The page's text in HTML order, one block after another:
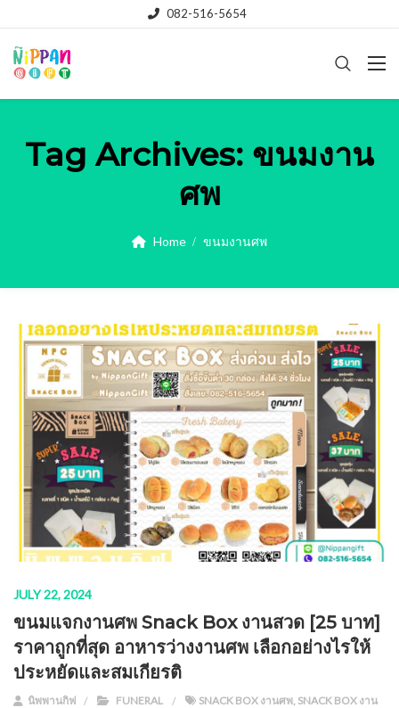
082-516-5654
Tag Archives: ขนมงาน
ศพ
Home ขนมงานศพ
JULY 22, 2024
ขนมแจกงานศพ Snack Box งานสวด [25 บาท]
ราคาถูกที่สุด อาหารว่างงานศพ เลือกอย่างไรให้
ประหยัดและสมเกียรติ
นิพพานกิฟ FUNERAL SNACK BOX งานศพ SNACK BOX งาน